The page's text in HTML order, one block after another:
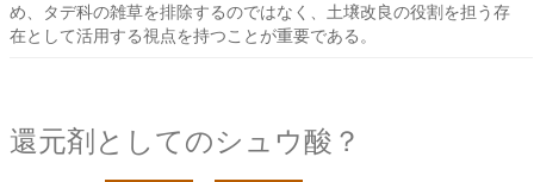
め、タデ科の雑草を排除するのではなく、土壌改良の役割を担う存
在として活用する視点を持つことが重要である。
還元剤としてのシュウ酸？